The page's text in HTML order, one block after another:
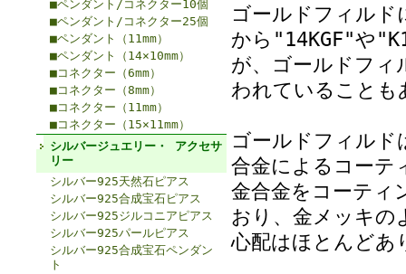
■ペンダント/コネクター10個
■ペンダント/コネクター25個
■ペンダント（11mm）
■ペンダント（14×10mm）
■コネクター（6mm）
■コネクター（8mm）
■コネクター（11mm）
■コネクター（15×11mm）
シルバージュエリー・ アクセサ
リー
シルバー925天然石ピアス
シルバー925合成宝石ピアス
シルバー925ジルコニアピアス
シルバー925パールピアス
シルバー925合成宝石ペンダン
ト
ゴールドフィル
から"14KGF"や
が、ゴールドフィ
われていることも
ゴールドフィル
合金によるコーテ
金合金をコーティ
おり、金メッキ
心配はほとんどあ